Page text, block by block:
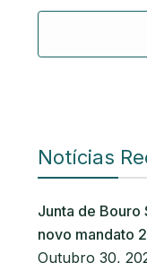
Notícias
Junta de Bouro
novo mandato
Outubro 30,